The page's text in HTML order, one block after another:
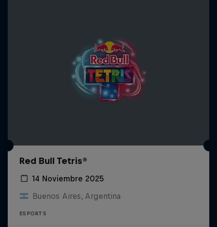
Red Bull Tetris®
14 Noviembre 2025
Buenos Aires, Argentina
ESPORTS